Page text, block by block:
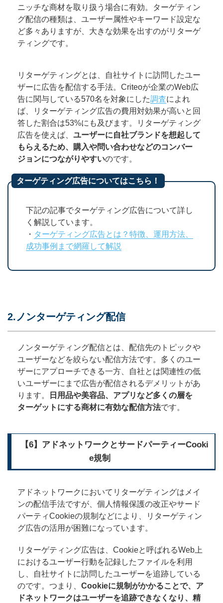
ニッチな商材を取り扱う場合に有効。ターゲティン
グ配信の種類は、ユーザー属性やキーワード設定な
ど多々ありますが、大きな効果を出すのがリターゲ
ティングです。
リターゲティングとは、自社サイトに訪問したユー
ザーに広告を配信する手法。Criteoが企業のWeb広
告に関与している570名を対象にした調査によれ
ば、リターゲティング広告の費用対効果が高いと回
答した割合は53%にも及びます。リターゲティング
広告を使えば、 ユーザーに自社ブランドを想起して
もらえるため、購入や問い合わせなどのコンバー
ジョンにつながりやすいのです。
ターゲティング広告についてはこちら！
下記の記事でターゲティング広告について詳し
く解説しています。
・ ターゲティング広告とは？特徴、運用方法、
成功事例まで網羅して解説
2.ノンターゲティング配信
ノンターゲティング配信とは、配信先のトピックや
ユーザーなどを絞らない配信方法です。多くのユー
ザーにアプローチできる一方、自社とは関連性の低
いユーザーにまで広告が配信されるデメリットがあ
ります。
日用品や美容品、アプリなど多くの層を
ターゲットにする商材に有効な配信方法です。
【6】アドネットワークとサードパーティーCooki
e規制
アドネットワークにおいてリターゲティングはメイ
ンの配信手法ですが、個人情報保護の改正やサード
パーティCookieの規制などにより、リターゲティン
グ広告の活用が困難になっています。
リターゲティング広告は、Cookieと呼ばれるWeb上
におけるユーザー行動を記録したファイルを利用
し、自社サイトに訪問したユーザーを追跡している
のです。つまり、 Cookieに規制がかかることで、ア
ドネットワークはユーザーを追跡できなくなり、精